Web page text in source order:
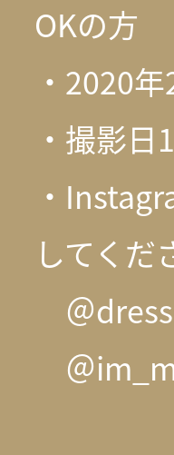
OKの方
・2020
・撮影
・
してくだ
＠
＠